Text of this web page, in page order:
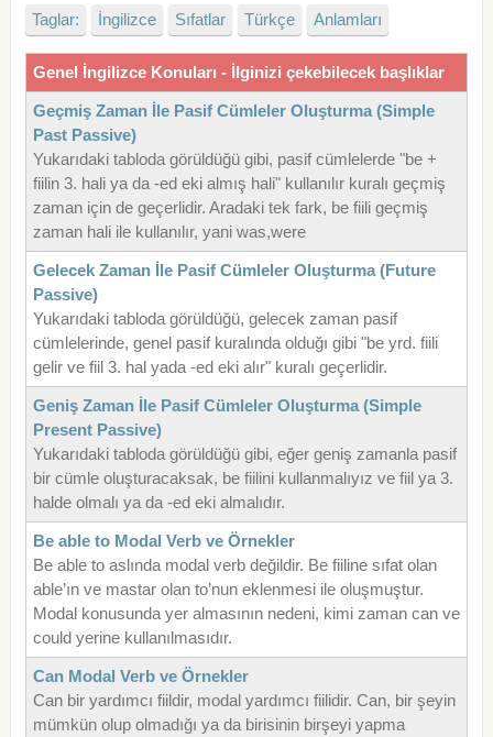
Taglar: İngilizce Sıfatlar Türkçe Anlamları
Genel İngilizce Konuları - İlginizi çekebilecek başlıklar
Geçmiş Zaman İle Pasif Cümleler Oluşturma (Simple
Past Passive)
Yukarıdaki tabloda görüldüğü gibi, pasif cümlelerde "be +
fiilin 3. hali ya da -ed eki almış hali" kullanılır kuralı geçmiş
zaman için de geçerlidir. Aradaki tek fark, be fiili geçmiş
zaman hali ile kullanılır, yani was,were
Gelecek Zaman İle Pasif Cümleler Oluşturma (Future
Passive)
Yukarıdaki tabloda görüldüğü, gelecek zaman pasif
cümlelerinde, genel pasif kuralında olduğı gibi "be yrd. fiili
gelir ve fiil 3. hal yada -ed eki alır" kuralı geçerlidir.
Geniş Zaman İle Pasif Cümleler Oluşturma (Simple
Present Passive)
Yukarıdaki tabloda görüldüğü gibi, eğer geniş zamanla pasif
bir cümle oluşturacaksak, be fiilini kullanmalıyız ve fiil ya 3.
halde olmalı ya da -ed eki almalıdır.
Be able to Modal Verb ve Örnekler
Be able to aslında modal verb değildir. Be fiiline sıfat olan
able’ın ve mastar olan to’nun eklenmesi ile oluşmuştur.
Modal konusunda yer almasının nedeni, kimi zaman can ve
could yerine kullanılmasıdır.
Can Modal Verb ve Örnekler
Can bir yardımcı fiildir, modal yardımcı fiilidir. Can, bir şeyin
mümkün olup olmadığı ya da birisinin birşeyi yapma